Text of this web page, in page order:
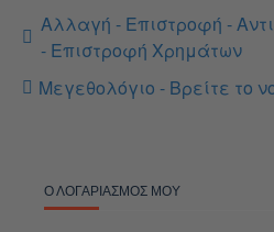
Αλλαγή - Επιστροφή -
- Επιστροφή Χρημάτων
Μεγεθολόγιο - Βρείτε το
Ο ΛΟΓΑΡΙΑΣΜΌΣ ΜΟΥ